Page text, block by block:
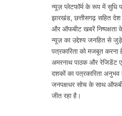
न्यूज़ प्लेटफॉर्म के रूप में सुधि
झारखंड, छत्तीसगढ़ सहित देश
और ऑफबीट खबरें
न्यूज़ का उद्देश्य जनहित से जुड़े
पत्रकारिता को मजबूत
अमरनाथ पाठक और रेजिडेंट
दशकों का पत्रकारिता
जनपक्षधर सोच के साथ
जीत रहा है।